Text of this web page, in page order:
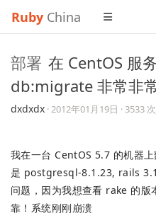
Ruby China
部署 在 CentOS 服
db:migrate 非常非
dxdxdx ·2012年01月19日 · 3533
我在一台 CentOS 5.7 的机器
是 postgresql-8.1.23, rails
问题，因为我想查看 rake 的
靠！系统刚刚崩溃